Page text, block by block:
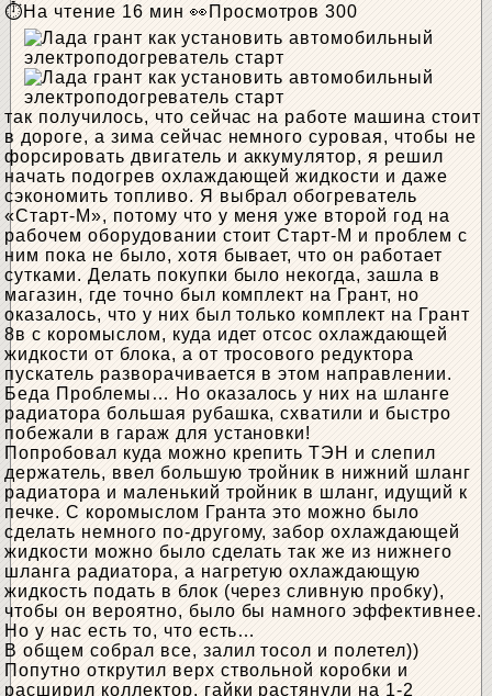
На чтение 16 мин Просмотров 300
так получилось, что сейчас на работе машина стоит
в дороге, а зима сейчас немного суровая, чтобы не
форсировать двигатель и аккумулятор, я решил
начать подогрев охлаждающей жидкости и даже
сэкономить топливо. Я выбрал обогреватель
«Старт-М», потому что у меня уже второй год на
рабочем оборудовании стоит Старт-М и проблем с
ним пока не было, хотя бывает, что он работает
сутками. Делать покупки было некогда, зашла в
магазин, где точно был комплект на Грант, но
оказалось, что у них был только комплект на Грант
8в с коромыслом, куда идет отсос охлаждающей
жидкости от блока, а от тросового редуктора
пускатель разворачивается в этом направлении.
Беда Проблемы… Но оказалось у них на шланге
радиатора большая рубашка, схватили и быстро
побежали в гараж для установки!
Попробовал куда можно крепить ТЭН и слепил
держатель, ввел большую тройник в нижний шланг
радиатора и маленький тройник в шланг, идущий к
печке. С коромыслом Гранта это можно было
сделать немного по-другому, забор охлаждающей
жидкости можно было сделать так же из нижнего
шланга радиатора, а нагретую охлаждающую
жидкость подать в блок (через сливную пробку),
чтобы он вероятно, было бы намного эффективнее.
Но у нас есть то, что есть…
В общем собрал все, залил тосол и полетел))
Попутно открутил верх ствольной коробки и
расширил коллектор, гайки растянули на 1-2